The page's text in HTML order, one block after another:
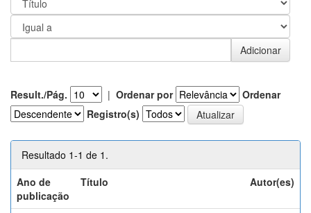
Result./Pág. | Ordenar por
Ordenar
Registro(s)
Resultado 1-1 de 1.
Ano de
publicação
Título Autor(es)